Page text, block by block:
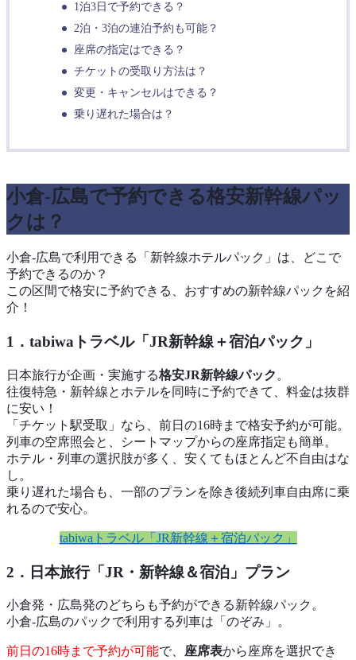
1泊3日で予約できる？
2泊・3泊の連泊予約も可能？
座席の指定はできる？
チケットの受取り方法は？
変更・キャンセルはできる？
乗り遅れた場合は？
小倉-広島で予約できる格安新幹線パッ
クは？
小倉-広島で利用できる「新幹線ホテルパック」は、どこで
予約できるのか？
この区間で格安に予約できる、おすすめの新幹線パックを紹
介！
1．tabiwaトラベル「JR新幹線＋宿泊パック」
日本旅行が企画・実施する格安JR新幹線パック 。
往復特急・新幹線とホテルを同時に予約できて、料金は抜群
に安い！
「チケット駅受取」なら、前日の16時まで格安予約が可能。
列車の空席照会と、シートマップからの座席指定も簡単。
ホテル・列車の選択肢が多く、安くてもほとんど不自由はな
し。
乗り遅れた場合も、一部のプランを除き後続列車自由席に乗
れるので安心。
tabiwaトラベル「JR新幹線＋宿泊パック」
2．日本旅行「JR・新幹線＆宿泊」プラン
小倉発・広島発のどちらも予約ができる新幹線パック。
小倉-広島のパックで利用する列車は「のぞみ」。
前日の16時まで予約が可能で、 座席表から座席を選択でき